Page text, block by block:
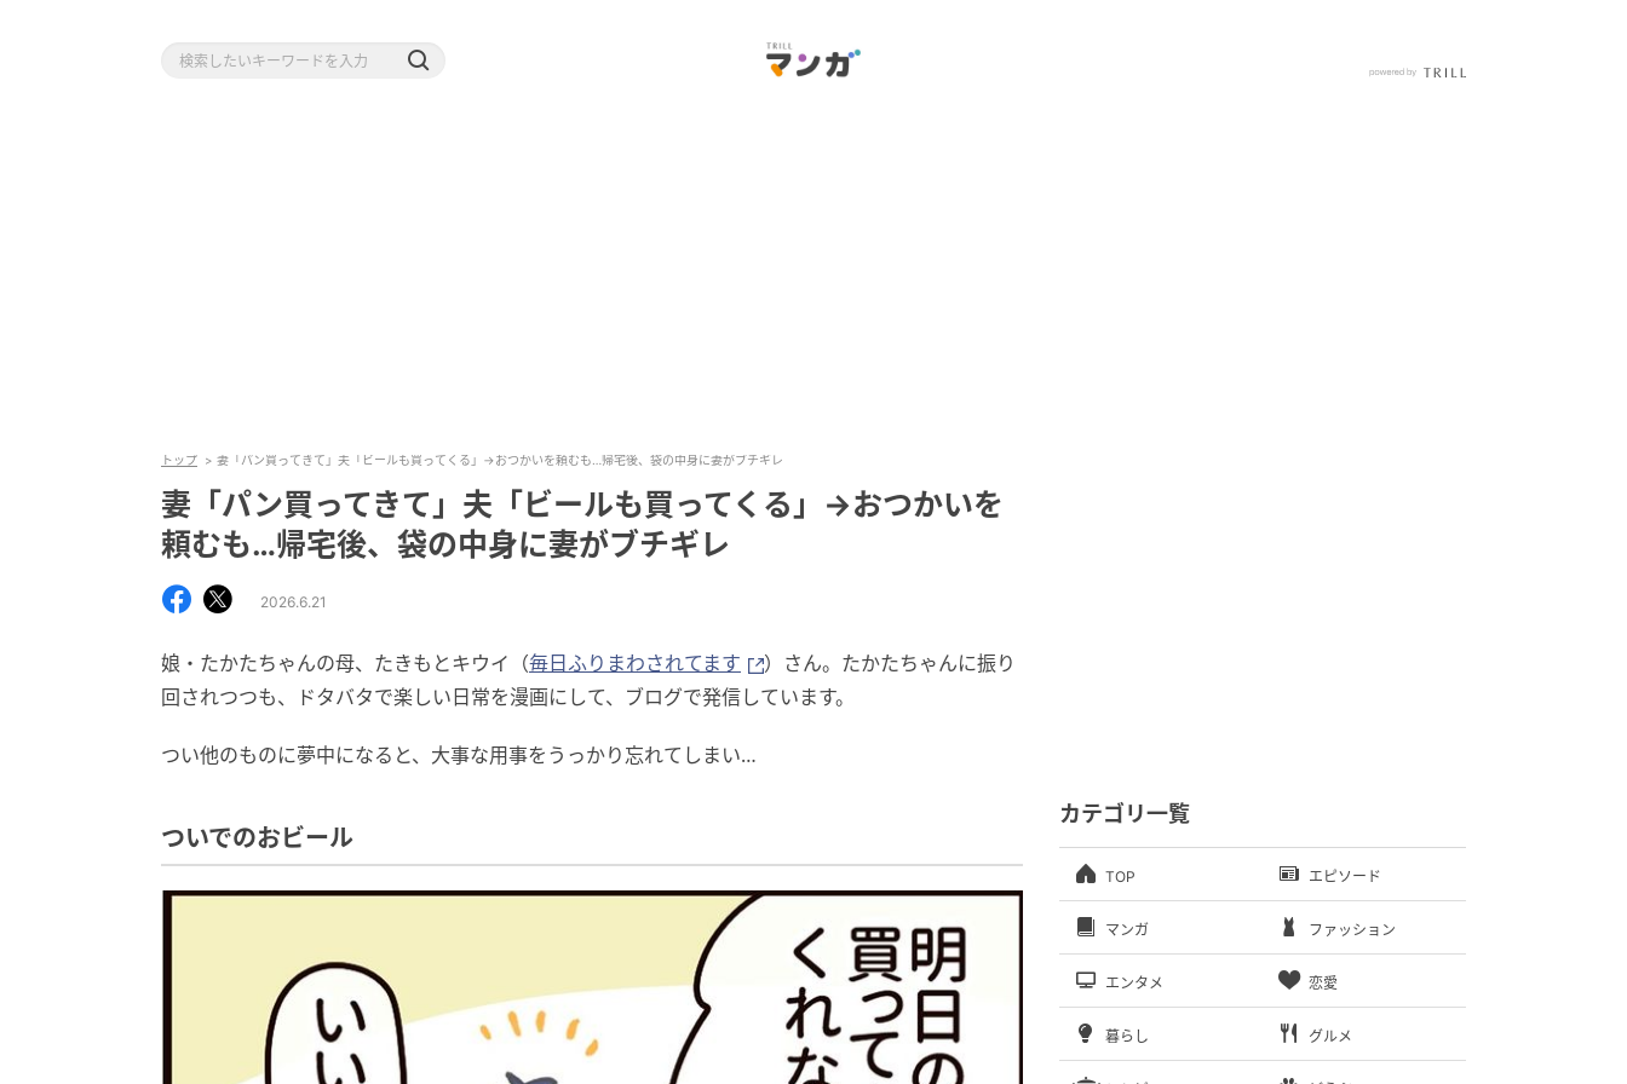
トップ 妻「パン買ってきて」夫「ビールも買ってくる」→おつかいを頼むも…帰宅後、袋の中身に妻がブチギレ
妻「パン買ってきて」夫「ビールも買ってくる」→おつかいを
頼むも…帰宅後、袋の中身に妻がブチギレ
2026.6.21
娘・たかたちゃんの母、たきもとキウイ（毎日ふりまわされてます
）さん。たかたちゃんに振り
回されつつも、ドタバタで楽しい日常を漫画にして、ブログで発信しています。
つい他のものに夢中になると、大事な用事をうっかり忘れてしまい…
ついでのおビール
カテゴリ一覧
TOP エピソード
マンガ ファッション
エンタメ 恋愛
暮らし グルメ